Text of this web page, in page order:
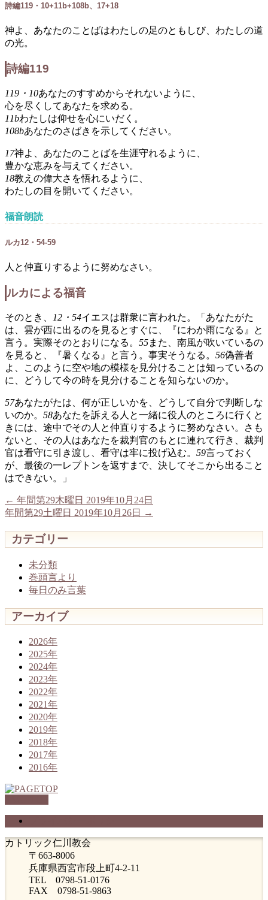
詩編119・10+11b+108b、17+18
神よ、あなたのことばはわたしの足のともしび、わたしの道
の光。
詩編119
119・10あなたのすすめからそれないように、
心を尽くしてあなたを求める。
11bわたしは仰せを心にいだく。
108bあなたのさばきを示してください。
17神よ、あなたのことばを生涯守れるように、
豊かな恵みを与えてください。
18教えの偉大さを悟れるように、
わたしの目を開いてください。
福音朗読
ルカ12・54-59
人と仲直りするように努めなさい。
ルカによる福音
そのとき、 12・54イエスは群衆に言われた。「あなたがた
は、雲が西に出るのを見るとすぐに、『にわか雨になる』と
言う。実際そのとおりになる。 55また、南風が吹いているの
を見ると、『暑くなる』と言う。事実そうなる。 56偽善者
よ、このように空や地の模様を見分けることは知っているの
に、どうして今の時を見分けることを知らないのか。
57あなたがたは、何が正しいかを、どうして自分で判断しな
いのか。 58あなたを訴える人と一緒に役人のところに行くと
きには、途中でその人と仲直りするように努めなさい。さも
ないと、その人はあなたを裁判官のもとに連れて行き、裁判
官は看守に引き渡し、看守は牢に投げ込む。 59言っておく
が、最後の一レプトンを返すまで、決してそこから出ること
はできない。」
← 年間第29木曜日 2019年10月24日
年間第29土曜日 2019年10月26日
→
カテゴリー
未分類
巻頭言より
毎日のみ言葉
アーカイブ
2026年
2025年
2024年
2023年
2022年
2021年
2020年
2019年
2018年
2017年
2016年
カトリック仁川教会
〒663-8006
兵庫県西宮市段上町4-2-11
TEL 0798-51-0176
FAX 0798-51-9863